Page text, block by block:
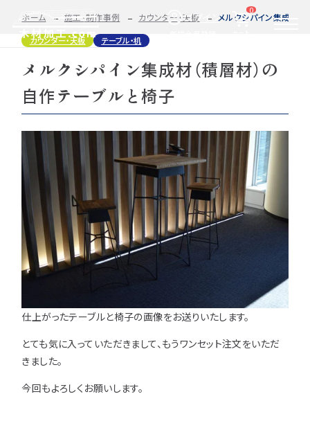
ログイン
0
種類から選ぶ 樹種一覧 ぶ
特注対応
ご利用ガイド
自動お見積もり・ご注文はこちらから
カット・塗装のみ
カット・加工・塗装
フルオーダー集成材(積層材)
2D/3D
図面をお持ちの方へ 今すぐお見積もり依頼
関連商品 サンプルのご購入
Tel. 0584-33-2070
営業時間 9:00〜17:00（土日祝 定休）
ホーム 施工・制作事例 カウンター・天板 メルクシパイン集成材（
カウンター・天板 テーブル・机
メルクシパイン集成材（積層材）の
自作テーブルと椅子
仕上がったテーブルと椅子の画像をお送りいたします。
とても気に入っていただきまして、もうワンセット注文をいただ
きました。
今回もよろしくお願いします。